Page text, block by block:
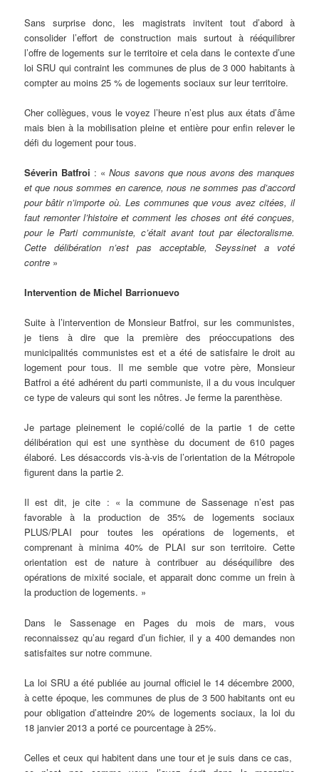
Sans surprise donc, les magistrats invitent tout d’abord à
consolider l’effort de construction mais surtout à rééquilibrer
l’offre de logements sur le territoire et cela dans le contexte d’une
loi SRU qui contraint les communes de plus de 3 000 habitants à
compter au moins 25 % de logements sociaux sur leur territoire.
Cher collègues, vous le voyez l’heure n’est plus aux états d’âme
mais bien à la mobilisation pleine et entière pour enfin relever le
défi du logement pour tous.
Séverin Batfroi : «Nous savons que nous avons des manques
et que nous sommes en carence, nous ne sommes pas d’accord
pour bâtir n’importe où. Les communes que vous avez citées, il
faut remonter l’histoire et comment les choses ont été conçues,
pour le Parti communiste, c’était avant tout par électoralisme.
Cette délibération n’est pas acceptable, Seyssinet a voté
contre »
Intervention de Michel Barrionuevo
Suite à l’intervention de Monsieur Batfroi, sur les communistes,
je tiens à dire que la première des préoccupations des
municipalités communistes est et a été de satisfaire le droit au
logement pour tous. Il me semble que votre père, Monsieur
Batfroi a été adhérent du parti communiste, il a du vous inculquer
ce type de valeurs qui sont les nôtres. Je ferme la parenthèse.
Je partage pleinement le copié/collé de la partie 1 de cette
délibération qui est une synthèse du document de 610 pages
élaboré. Les désaccords vis-à-vis de l’orientation de la Métropole
figurent dans la partie 2.
Il est dit, je cite : « la commune de Sassenage n’est pas
favorable à la production de 35% de logements sociaux
PLUS/PLAI pour toutes les opérations de logements, et
comprenant à minima 40% de PLAI sur son territoire. Cette
orientation est de nature à contribuer au déséquilibre des
opérations de mixité sociale, et apparait donc comme un frein à
la production de logements. »
Dans le Sassenage en Pages du mois de mars, vous
reconnaissez qu’au regard d’un fichier, il y a 400 demandes non
satisfaites sur notre commune.
La loi SRU a été publiée au journal officiel le 14 décembre 2000,
à cette époque, les communes de plus de 3 500 habitants ont eu
pour obligation d’atteindre 20% de logements sociaux, la loi du
18 janvier 2013 a porté ce pourcentage à 25%.
Celles et ceux qui habitent dans une tour et je suis dans ce cas,